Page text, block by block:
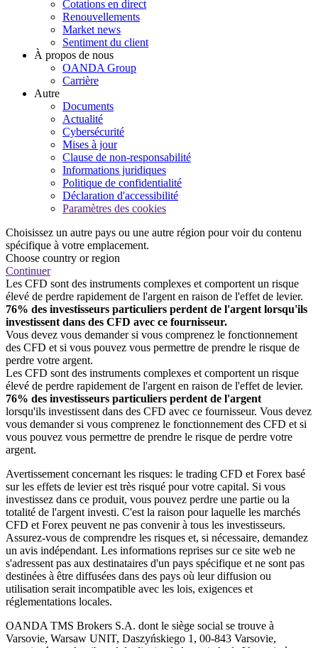
Cotations en direct
Renouvellements
Market news
Sentiment du client
À propos de nous
OANDA Group
Carrière
Autre
Documents
Actualité
Cybersécurité
Mises à jour
Clause de non-responsabilité
Informations juridiques
Politique de confidentialité
Déclaration d'accessibilité
Paramètres des cookies
Choisissez un autre pays ou une autre région pour voir du contenu
spécifique à votre emplacement.
Choose country or region
Continuer
Les CFD sont des instruments complexes et comportent un risque
élevé de perdre rapidement de l'argent en raison de l'effet de levier.
76% des investisseurs particuliers perdent de l'argent lorsqu'ils
investissent dans des CFD avec ce fournisseur.
Vous devez vous demander si vous comprenez le fonctionnement
des CFD et si vous pouvez vous permettre de prendre le risque de
perdre votre argent.
Les CFD sont des instruments complexes et comportent un risque
élevé de perdre rapidement de l'argent en raison de l'effet de levier.
76% des investisseurs particuliers perdent de l'argent
lorsqu'ils investissent dans des CFD avec ce fournisseur. Vous devez
vous demander si vous comprenez le fonctionnement des CFD et si
vous pouvez vous permettre de prendre le risque de perdre votre
argent.
Avertissement concernant les risques: le trading CFD et Forex basé
sur les effets de levier est très risqué pour votre capital. Si vous
investissez dans ce produit, vous pouvez perdre une partie ou la
totalité de l'argent investi. C'est la raison pour laquelle les marchés
CFD et Forex peuvent ne pas convenir à tous les investisseurs.
Assurez-vous de comprendre les risques et, si nécessaire, demandez
un avis indépendant. Les informations reprises sur ce site web ne
s'adressent pas aux destinataires d'un pays spécifique et ne sont pas
destinées à être diffusées dans des pays où leur diffusion ou
utilisation serait incompatible avec les lois, exigences et
réglementations locales.
OANDA TMS Brokers S.A. dont le siège social se trouve à
Varsovie, Warsaw UNIT, Daszyńskiego 1, 00-843 Varsovie,